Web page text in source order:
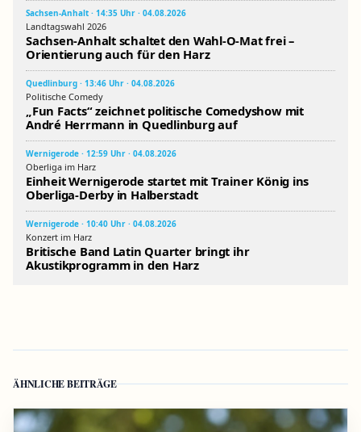
Sachsen-Anhalt · 14:35 Uhr · 04.08.2026
Landtagswahl 2026
Sachsen-Anhalt schaltet den Wahl-O-Mat frei –
Orientierung auch für den Harz
Quedlinburg · 13:46 Uhr · 04.08.2026
Politische Comedy
„Fun Facts“ zeichnet politische Comedyshow mit
André Herrmann in Quedlinburg auf
Wernigerode · 12:59 Uhr · 04.08.2026
Oberliga im Harz
Einheit Wernigerode startet mit Trainer König ins
Oberliga-Derby in Halberstadt
Wernigerode · 10:40 Uhr · 04.08.2026
Konzert im Harz
Britische Band Latin Quarter bringt ihr
Akustikprogramm in den Harz
ÄHNLICHE BEITRÄGE